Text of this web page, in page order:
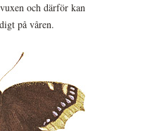
och därför kan
på våren.